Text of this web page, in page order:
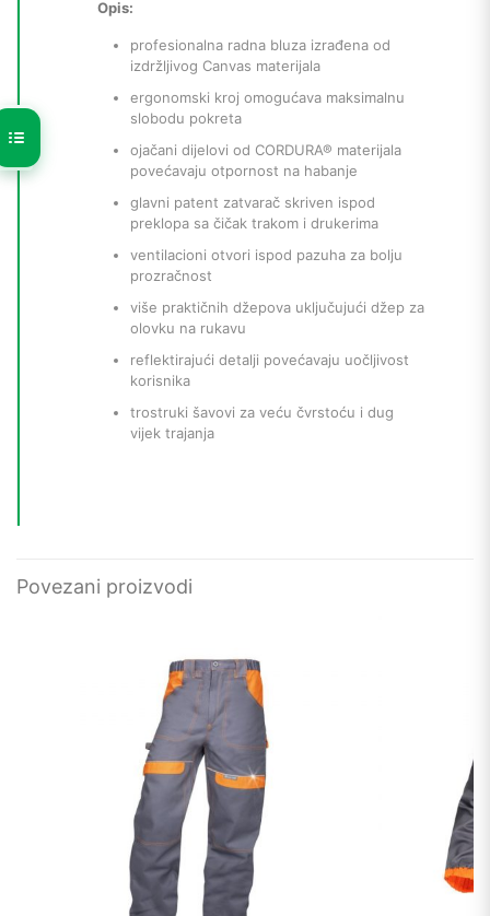
Opis:
profesionalna radna bluza izrađena od
izdržljivog Canvas materijala
ergonomski kroj omogućava maksimalnu
slobodu pokreta
ojačani dijelovi od CORDURA® materijala
povećavaju otpornost na habanje
glavni patent zatvarač skriven ispod
preklopa sa čičak trakom i drukerima
ventilacioni otvori ispod pazuha za bolju
prozračnost
više praktičnih džepova uključujući džep za
olovku na rukavu
reflektirajući detalji povećavaju uočljivost
korisnika
trostruki šavovi za veću čvrstoću i dug
vijek trajanja
Povezani proizvodi